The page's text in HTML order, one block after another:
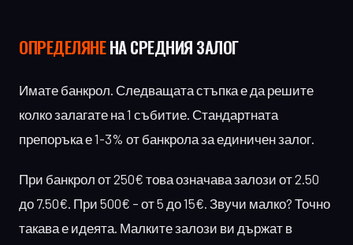
ОПРЕДЕЛЯНЕНА СРЕДНИЯ ЗАЛОГ
Имате банкрол. Следващата стъпка е да решите
колко залагате на 1 събитие. Стандартната
препоръка е 1-3% от банкрола за единичен залог.
При банкрол от 250€ това означава залози от 2.50
до 7.50€. При 500€ – от 5 до 15€. Звучи малко? Точно
такава е идеята. Малките залози ви държат в